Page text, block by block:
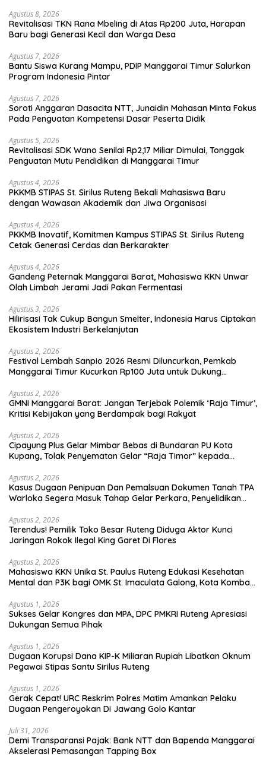
Agustus 8, 2026
Revitalisasi TKN Rana Mbeling di Atas Rp200 Juta, Harapan
Baru bagi Generasi Kecil dan Warga Desa
Agustus 7, 2026
Bantu Siswa Kurang Mampu, PDIP Manggarai Timur Salurkan
Program Indonesia Pintar
Agustus 7, 2026
Soroti Anggaran Dasacita NTT, Junaidin Mahasan Minta Fokus
Pada Penguatan Kompetensi Dasar Peserta Didik
Agustus 5, 2026
Revitalisasi SDK Wano Senilai Rp2,17 Miliar Dimulai, Tonggak
Penguatan Mutu Pendidikan di Manggarai Timur
Agustus 4, 2026
PKKMB STIPAS St. Sirilus Ruteng Bekali Mahasiswa Baru
dengan Wawasan Akademik dan Jiwa Organisasi
Agustus 4, 2026
PKKMB Inovatif, Komitmen Kampus STIPAS St. Sirilus Ruteng
Cetak Generasi Cerdas dan Berkarakter
Agustus 4, 2026
Gandeng Peternak Manggarai Barat, Mahasiswa KKN Unwar
Olah Limbah Jerami Jadi Pakan Fermentasi
Agustus 3, 2026
Hilirisasi Tak Cukup Bangun Smelter, Indonesia Harus Ciptakan
Ekosistem Industri Berkelanjutan
Agustus 2, 2026
Festival Lembah Sanpio 2026 Resmi Diluncurkan, Pemkab
Manggarai Timur Kucurkan Rp100 Juta untuk Dukung
Agustus 2, 2026
GMNI Manggarai Barat: Jangan Terjebak Polemik ‘Raja Timur’,
Kritisi Kebijakan yang Berdampak bagi Rakyat
Agustus 2, 2026
Cipayung Plus Gelar Mimbar Bebas di Bundaran PU Kota
Kupang, Tolak Penyematan Gelar “Raja Timor” kepada
Agustus 2, 2026
Kasus Dugaan Penipuan Dan Pemalsuan Dokumen Tanah TPA
Warloka Segera Masuk Tahap Gelar Perkara, Penyelidikan
Agustus 2, 2026
Terendus! Pemilik Toko Besar Ruteng Diduga Aktor Kunci
Jaringan Rokok Ilegal King Garet Di Flores
Agustus 2, 2026
Mahasiswa KKN Unika St. Paulus Ruteng Edukasi Kesehatan
Mental dan P3K bagi OMK St. Imaculata Galong, Kota Komba
Agustus 1, 2026
Sukses Gelar Kongres dan MPA, DPC PMKRI Ruteng Apresiasi
Dukungan Semua Pihak
Agustus 1, 2026
Dugaan Korupsi Dana KIP-K Miliaran Rupiah Libatkan Oknum
Pegawai Stipas Santu Sirilus Ruteng
Agustus 1, 2026
Gerak Cepat! URC Reskrim Polres Matim Amankan Pelaku
Dugaan Pengeroyokan Di Jawang Golo Kantar
Juli 31, 2026
​Demi Transparansi Pajak: Bank NTT dan Bapenda Manggarai
Akselerasi Pemasangan Tapping Box